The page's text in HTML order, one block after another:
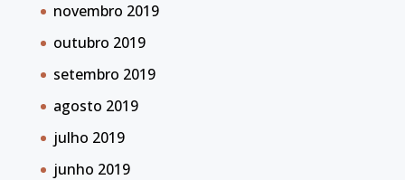
novembro 2019
outubro 2019
setembro 2019
agosto 2019
julho 2019
junho 2019